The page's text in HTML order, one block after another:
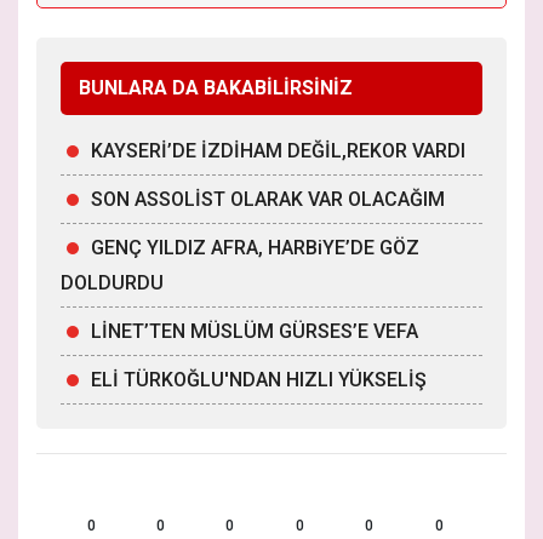
BUNLARA DA BAKABİLİRSİNİZ
KAYSERİ’DE İZDİHAM DEĞİL,REKOR VARDI
SON ASSOLİST OLARAK VAR OLACAĞIM
GENÇ YILDIZ AFRA, HARBiYE’DE GÖZ
DOLDURDU
LİNET’TEN MÜSLÜM GÜRSES’E VEFA
ELİ TÜRKOĞLU'NDAN HIZLI YÜKSELİŞ
0 0 0 0 0 0